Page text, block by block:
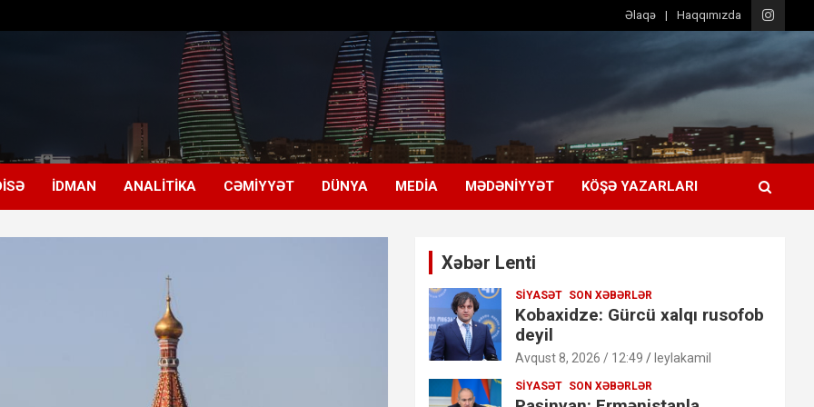
Əlaqə Haqqımızda
İDMAN ANALITIKA CƏMIYYƏT DÜNYA MEDIA MƏDƏNIYYƏT KÖŞƏ YAZARLARI
Xəbər Lenti
SIYASƏT SON XƏBƏRLƏR
Kobaxidze: Gürcü xalqı rusofob
deyil
Avqust 8, 2026 / 12:49 leylakamil
SIYASƏT SON XƏBƏRLƏR